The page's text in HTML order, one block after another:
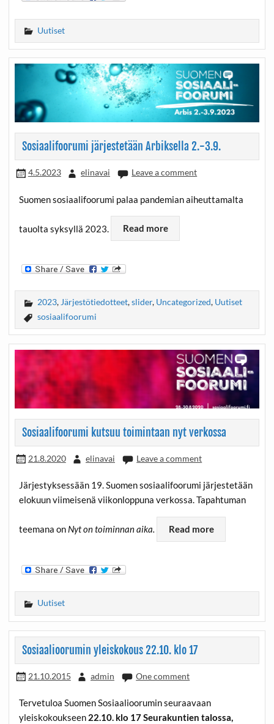
Uutiset
Sosiaalifoorumi järjestetään Arbiksella 2.-3.9.
4.5.2023 elinavai Leave a comment
Suomen sosiaalifoorumi palaa pandemian aiheuttamalta
tauolta syksyllä 2023. Read more
2023,Järjestötiedotteet,slider, Uncategorized, Uutiset
sosiaalifoorumi
Sosiaalifoorumi kutsuu toimintaan nyt verkossa
21.8.2020 elinavai Leave a comment
Järjestyksessään 19. Suomen sosiaalifoorumi järjestetään
elokuun viimeisenä viikonloppuna verkossa. Tapahtuman
teemana on Nyt on toiminnan aika. Read more
Uutiset
Sosiaalioorumin yleiskokous 22.10. klo 17
21.10.2015 admin One comment
Tervetuloa Suomen Sosiaalioorumin seuraavaan
yleiskokoukseen 22.10. klo 17 Seurakuntien talossa,